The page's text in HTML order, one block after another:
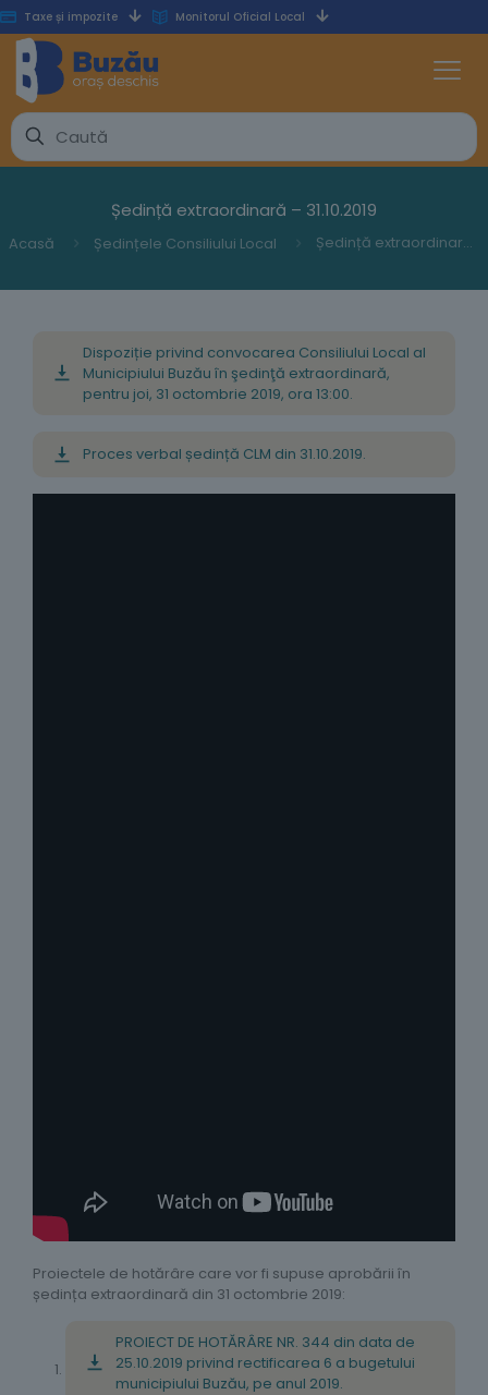
Taxe și impozite Monitorul Oficial Local
Ședință extraordinară – 31.10.2019
Acasă Ședințele Consiliului Local Ședință extraordinară – 31.10.2019
Dispoziție privind convocarea Consiliului Local al
Municipiului Buzău în şedinţă extraordinară,
pentru joi, 31 octombrie 2019, ora 13:00.
Proces verbal ședință CLM din 31.10.2019.
Proiectele de hotărâre care vor fi supuse aprobării în
ședința extraordinară din 31 octombrie 2019:
PROIECT DE HOTĂRÂRE NR. 344 din data de
25.10.2019 privind rectificarea 6 a bugetului
municipiului Buzău, pe anul 2019.